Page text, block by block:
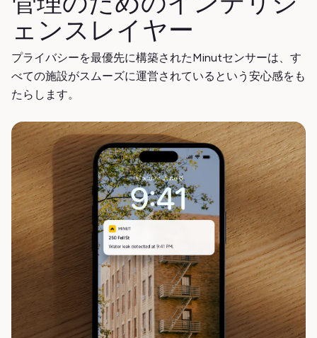
ェンスレイヤー
プライバシーを最優先に構築されたMinutセンサーは、す
べての施設がスムーズに運営されているという安心感をも
たらします。